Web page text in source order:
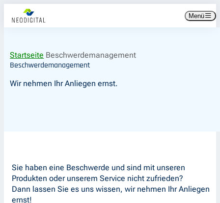
Zum
Inhalt
Zur
Hauptnavigation
Menü
Startseite Beschwerdemanagement
Beschwerdemanagement
Wir nehmen Ihr Anliegen ernst.
Sie haben eine Beschwerde und sind mit unseren
Produkten oder unserem Service nicht zufrieden?
Dann lassen Sie es uns wissen, wir nehmen Ihr Anliegen
ernst!